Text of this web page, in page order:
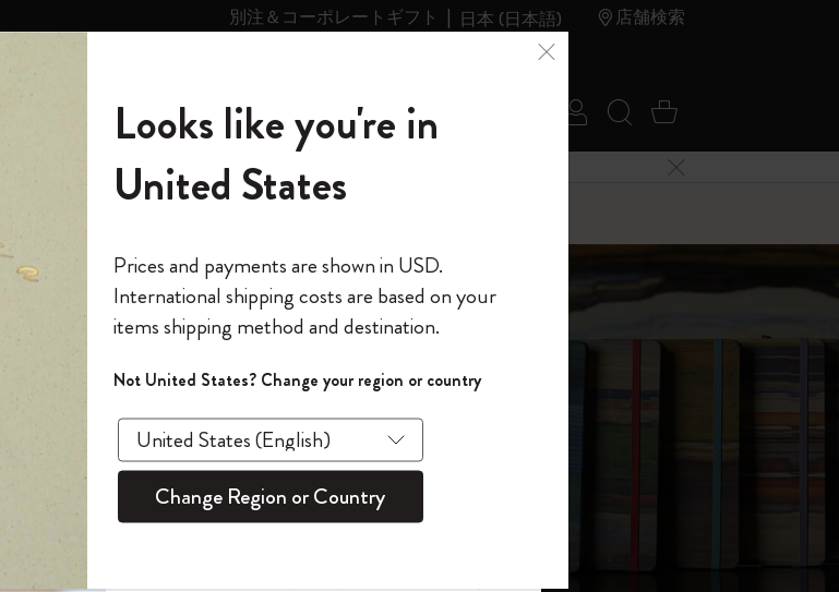
別注＆コーポレートギフト 日本 (日本語) 店舗検索
ク
Notebook
ブックチャーム
ジャーナル
ジャーナル
ル・ダイアリー
アリー
ランナー
リープランナー
ランナー
プランナー
ライティング・システム
スマートスマートとは
ービス
スマート
x モレスキン
レスキン
シル
ングラス
コレクション
ンギコレクション
Adventures in Wonderland」コレ
・オブ・ザ・リング』コレク
ターン ノートブック
クション
ンギコレクション
of Impressionism コレクショ
トリョ 限定版コレクション
ク
クパック
– made Collection
する方への贈り物
ッショナルへの贈り物
トへの贈り物
リストへの贈り物
する方への贈り物です
る方へのギフト
・テーマ・ピンズ・コレク
いつも胸に
× モレスキン
イティング・システム
ノートブック
イアリー
Journal
Planner
ナライズサ
リー
の世界
サブカテゴリ
ール
ログイン
モレスキンの世界へようこそ
*メールアドレス
パスワードを表示
*パスワード
このデバイスで情報を保存する
ログイン
検索 (キーワード
カート 0 アイ
円以上のご購入で送料無料
メニューを閉じる
ーに参加しよう
たモレスキンノートブックとともに
モレスキンの世界へようこそ
今すぐ会員登録して、コード
「WELCOME10」を入力すると、初
回注文が10%オフ＋送料無料になり
ます。セール・アウトレット品は
適用外。
Looks like you're in
United States
Prices and payments are shown in USD.
International shipping costs are based on your
items shipping method and destination.
Not United States? Change your region or country
Change Region or Country